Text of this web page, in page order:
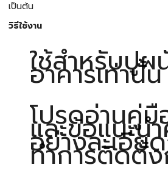
เป็นต้น
วิธีใช้งาน
ใช้สำหรับปูผ
อาคารเท่านั้น
โปรดอ่านคู่มื
และข้อแนะน
อย่างละเอีย
ทำการติดตั้ง